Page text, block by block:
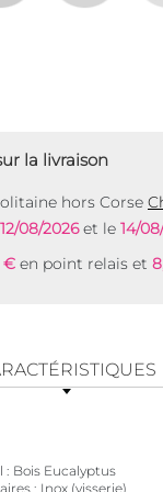
la livraison
hors Corse
12/08/2026et le 14/
€ en point relais et
Bois Eucalyptus
Inox (visserie)